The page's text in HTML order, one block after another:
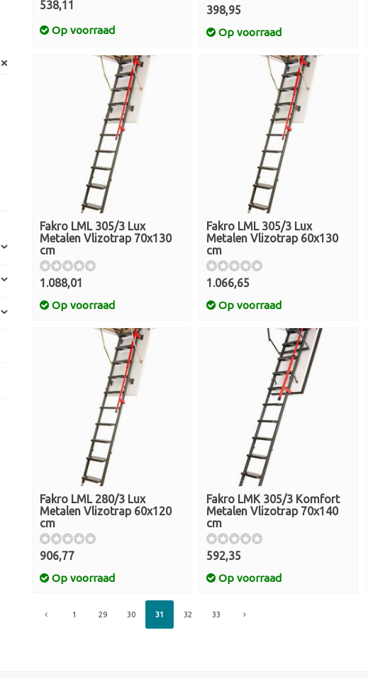
538,11
Op voorraad
398,95
Op voorraad
Fakro LML 305/3 Lux
Metalen Vlizotrap 70x130
cm
1.088,01
Op voorraad
Fakro LML 305/3 Lux
Metalen Vlizotrap 60x130
cm
1.066,65
Op voorraad
Fakro LML 280/3 Lux
Metalen Vlizotrap 60x120
cm
906,77
Op voorraad
Fakro LMK 305/3 Komfort
Metalen Vlizotrap 70x140
cm
592,35
Op voorraad
1 29 30 31 32 33